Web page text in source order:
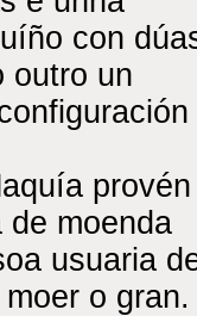
con
outro un
provén
de moenda
usuaria
o gran.